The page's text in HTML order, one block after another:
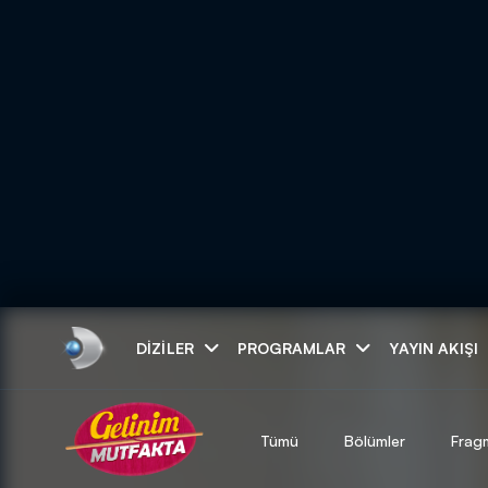
DIZILER PROGRAMLAR YAYIN AKIŞI
Tümü Bölümler